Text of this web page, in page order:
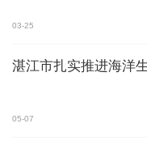
03-25
湛江市扎实推进海洋
05-07